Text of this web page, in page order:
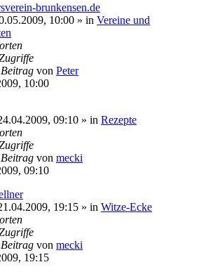
brunkensen.de
10:00 » in Vereine und
von Peter
10:00
09:10 » in Rezepte
von mecki
09:10
19:15 » in Witze-Ecke
von mecki
19:15